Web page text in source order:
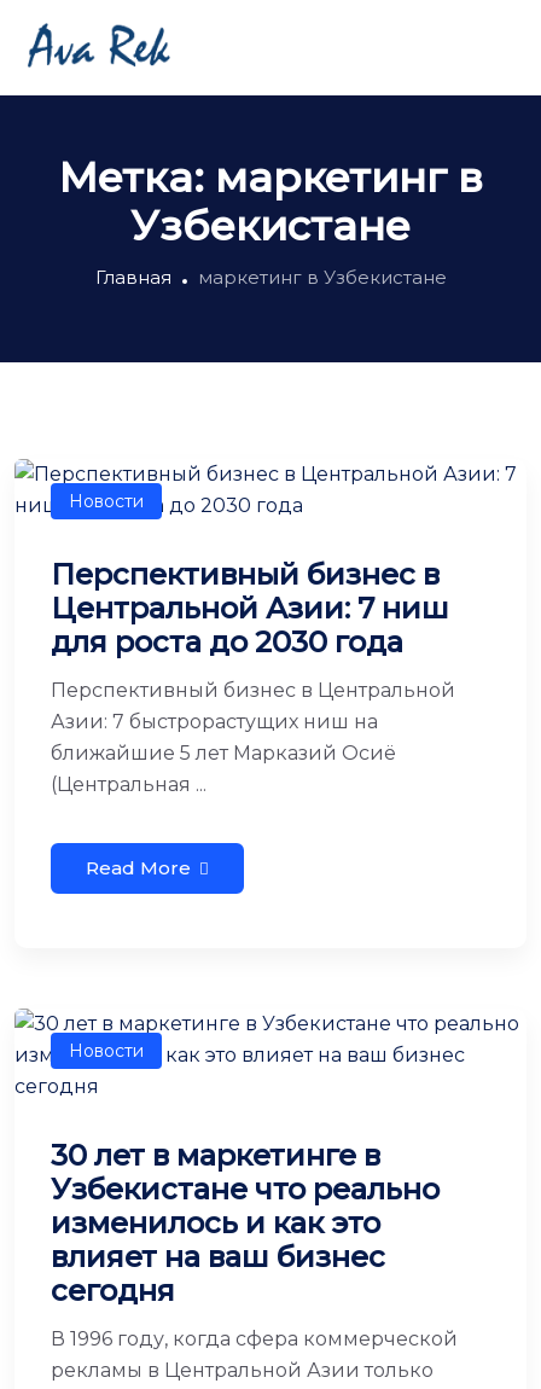
Метка: маркетинг в
Узбекистане
Главная маркетинг в Узбекистане
Новости
Перспективный бизнес в
Центральной Азии: 7 ниш
для роста до 2030 года
Перспективный бизнес в Центральной
Азии: 7 быстрорастущих ниш на
ближайшие 5 лет Марказий Осиё
(Центральная ...
Read More
Новости
30 лет в маркетинге в
Узбекистане что реально
изменилось и как это
влияет на ваш бизнес
сегодня
В 1996 году, когда сфера коммерческой
рекламы в Центральной Азии только